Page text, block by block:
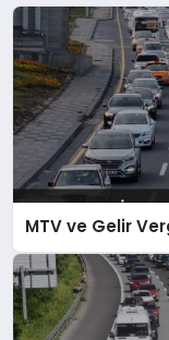
MTV ve Gelir